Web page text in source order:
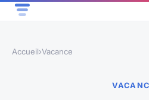
Accueil›Vacance